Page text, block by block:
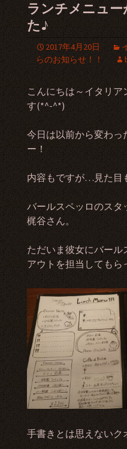
ランチメニュ
た♪
2017年4月20日
らのお知らせ！！
こんにちは～イタリ
す(*^-^*)
今日は以前から変わっ
ー！
内容もですが…見た目
バールスペッロのスタ
梶谷さん。
ただいま彼女にバール
アウトを担当してもら
手書きとは思えないク